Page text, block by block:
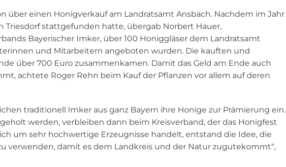
über einen Honigverkauf am Landratsamt Ansbach. Nachdem im Jahr
Triesdorf stattgefunden hatte, übergab Norbert Hauer,
Bayerischer Imker, über 100 Honiggläser dem Landratsamt
und Mitarbeitern angeboten wurden. Die kauften und
über 700 Euro zusammenkamen. Damit das Geld am Ende auch
achtete Roger Rehn beim Kauf der Pflanzen vor allem auf deren
traditionell Imker aus ganz Bayern ihre Honige zur Prämierung ein.
werden, verbleiben dann beim Kreisverband, der das Honigfest
um sehr hochwertige Erzeugnisse handelt, entstand die Idee, die
verwenden, damit es dem Landkreis und der Natur zugutekommt“,